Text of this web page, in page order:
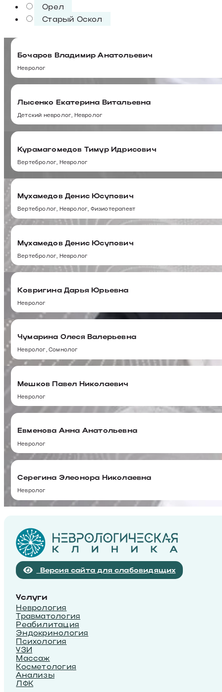
Орел
Старый Оскол
Бочаров Владимир Анатольевич
Невролог
Лысенко Екатерина Витальевна
Детский невролог, Невролог
Курамагомедов Тимур Идрисович
Вертебролог, Невролог
Мухамедов Денис Юсупович
Вертебролог, Невролог, Физиотерапевт
Мухамедов Денис Юсупович
Вертебролог, Невролог
Ковригина Дарья Юрьевна
Невролог
Чумарина Олеся Валерьевна
Невролог, Сомнолог
Мешков Павел Николаевич
Невролог
Евменова Анна Анатольевна
Невролог
Серегина Элеонора Николаевна
Невролог
Версия сайта для слабовидящих
Услуги
Неврология
Травматология
Реабилитация
Эндокринология
Психология
УЗИ
Массаж
Косметология
Анализы
ЛФК